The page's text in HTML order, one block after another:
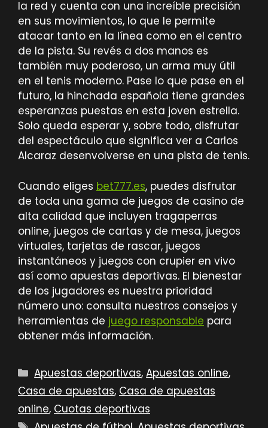
la red y cuenta con una increíble precisión
en sus movimientos, lo que le permite
atacar tanto en la línea como en el centro
de la pista. Su revés a dos manos es
también muy poderoso, un arma muy útil
en el tenis moderno. Pase lo que pase en el
futuro, la hinchada española tiene grandes
esperanzas puestas en esta joven estrella.
Solo queda esperar y, sobre todo, disfrutar
del espectáculo que significa ver a Carlos
Alcaraz desenvolverse en una pista de tenis.
Cuando eliges bet777.es, puedes disfrutar
de toda una gama de juegos de casino de
alta calidad que incluyen tragaperras
online, juegos de cartas y de mesa, juegos
virtuales, tarjetas de rascar, juegos
instantáneos y juegos con crupier en vivo
así como apuestas deportivas. El bienestar
de los jugadores es nuestra prioridad
número uno: consulta nuestros consejos y
herramientas de juego responsable para
obtener más información.
Categorías
Apuestas deportivas,Apuestas online,
Casa de apuestas, Casa de apuestas
online, Cuotas deportivas
Etiquetas